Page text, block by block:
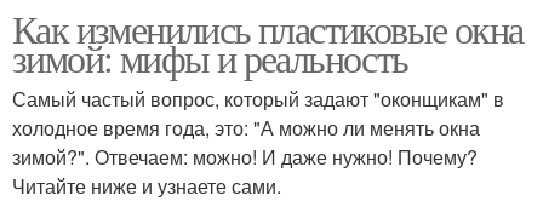
Как изменились пластиковые окна
зимой: мифы и реальность
Самый частый вопрос, который задают "оконщикам" в
холодное время года, это: "А можно ли менять окна
зимой?". Отвечаем: можно! И даже нужно! Почему?
Читайте ниже и узнаете сами.